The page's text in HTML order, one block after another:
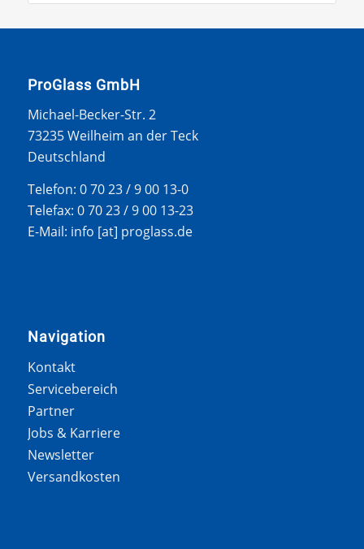
ProGlass GmbH
Michael-Becker-Str. 2
73235 Weilheim an der Teck
Deutschland
Telefon: 0 70 23 / 9 00 13-0
Telefax: 0 70 23 / 9 00 13-23
E-Mail: info [at] proglass.de
Navigation
Kontakt
Servicebereich
Partner
Jobs & Karriere
Newsletter
Versandkosten